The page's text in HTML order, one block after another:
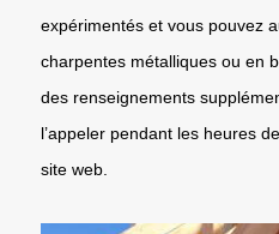
expérimentés et vous pouvez
charpentes métalliques ou en
des renseignements
l’appeler pendant les heures
site web.